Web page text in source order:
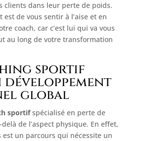
clients dans leur perte de poids.
de vous sentir à l’aise et en
coach, car c’est lui qui va vous
au long de votre transformation
sportif
global
sportifspécialisé en perte de
de l’aspect physique. En effet,
est un parcours qui nécessite un